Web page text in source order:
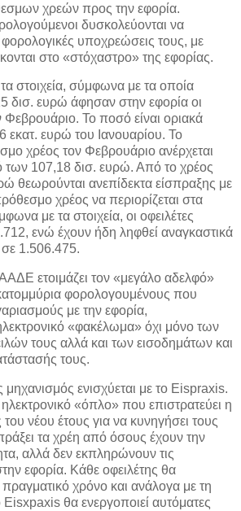
χρεών προς την εφορία.
δυσκολεύονται να
υποχρεώσεις τους, με
στο «στόχαστρο» της εφορίας.
στοιχεία, σύμφωνα με τα οποία
δισ. ευρώ άφησαν στην εφορία οι
Φεβρουάριο. Το ποσό είναι οριακά
εκατ. ευρώ του Ιανουαρίου. Το
χρέος τον Φεβρουάριο ανέρχεται
των 107,18 δισ. ευρώ. Από το χρέος
θεωρούνται ανεπίδεκτα είσπραξης με
χρέος να περιορίζεται στα
με τα στοιχεία, οι οφειλέτες
ενώ έχουν ήδη ληφθεί αναγκαστικά
σε 1.506.475.
ΑΑΔΕ ετοιμάζει τον «μεγάλο αδελφό»
φορολογουμένους που
με την εφορία,
«φακέλωμα» όχι μόνο των
τους αλλά και των εισοδημάτων και
τους.
ενισχύεται με το Eispraxis.
ηλεκτρονικό «όπλο» που επιστρατεύει η
νέου έτους για να κυνηγήσει τους
τα χρέη από όσους έχουν την
αλλά δεν εκπληρώνουν τις
εφορία. Κάθε οφειλέτης θα
χρόνο και ανάλογα με τη
θα ενεργοποιεί αυτόματες